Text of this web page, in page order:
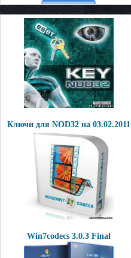
Ключи для NOD32 на 03.02.2011
Win7codecs 3.0.3 Final